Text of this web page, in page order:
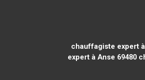
chauffagiste expert
expert à Anse 69480